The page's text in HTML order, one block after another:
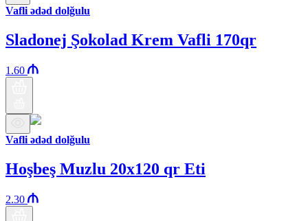
Vafli ədəd dolğulu
Sladonej Şokolad Krem Vafli 170qr
1.60
Vafli ədəd dolğulu
Hoşbeş Muzlu 20x120 qr Eti
2.30